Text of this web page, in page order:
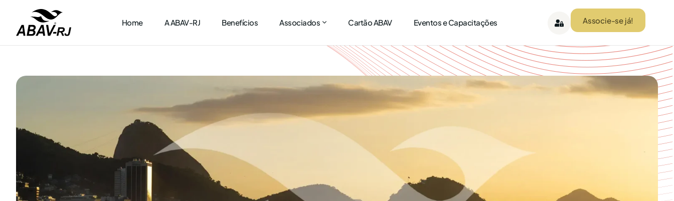
Home A ABAV-RJ Benefícios Associados Cartão ABAV Eventos e Capacitações Associe-se já!